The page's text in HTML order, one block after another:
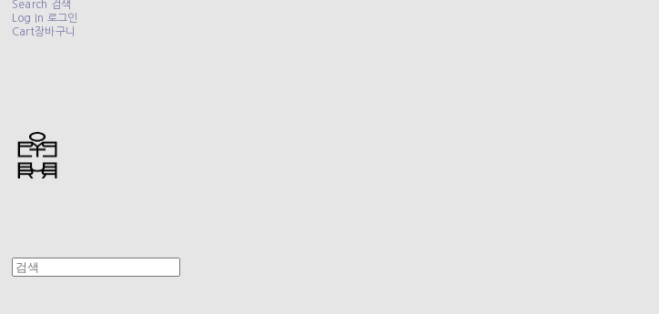
Search 검색
Log In 로그인
Cart장바구니